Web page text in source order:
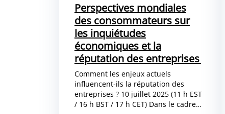
Perspectives mondiales
des consommateurs sur
les inquiétudes
économiques et la
réputation des entreprises
Comment les enjeux actuels
influencent-ils la réputation des
entreprises ? 10 juillet 2025 (11 h EST
/ 16 h BST / 17 h CET) Dans le cadre…